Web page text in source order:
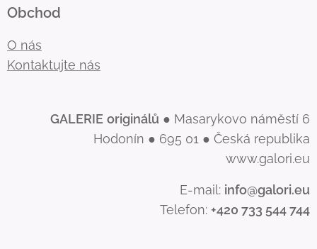
Obchod
O nás
Kontaktujte nás
GALERIE originálů ● Masarykovo náměstí 6
Hodonín ● 695 01 ● Česká republika
www.galori.eu
E-mail: info@galori.eu
Telefon: +420 733 544 744